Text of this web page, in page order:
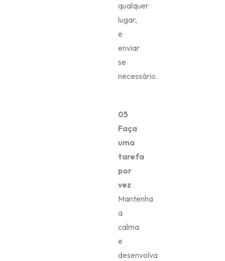
qualquer
lugar,
e
enviar
se
necessário.
05
Faça
uma
tarefa
por
vez
Mantenha
a
calma
e
desenvolva